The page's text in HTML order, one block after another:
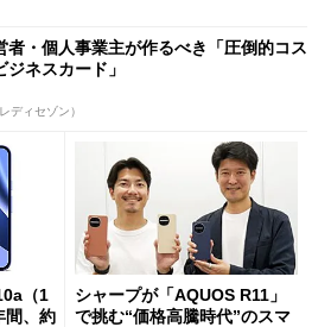
者・個人事業主が作るべき「圧倒的コス
ジネスカード」
ディセゾン）
（1
間、約
シャープが「AQUOS R11」
で挑む“価格高騰時代”のスマ